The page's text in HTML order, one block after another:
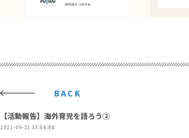
BACK
【活動報告】海外育児を語ろう②
2021-09-21 13:56:08